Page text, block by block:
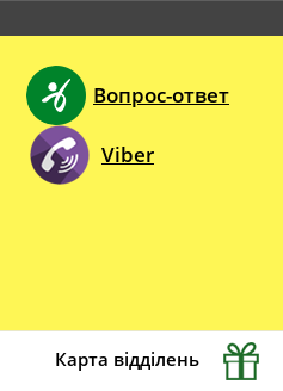
Вопрос-ответ
Viber
Карта відділень